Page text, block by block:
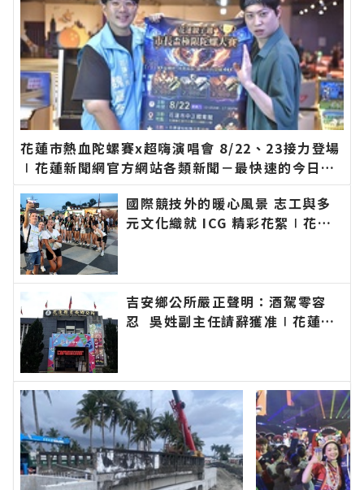
花蓮市熱血陀螺賽x超嗨演唱會 8/22、23接力登場
∣花蓮新聞網官方網站各類新聞－最快速的今日新
聞報導 最新的在地資訊！
國際競技外的暖心風景 志工與多
元文化織就 ICG 精彩花絮∣花蓮
訊！
吉安鄉公所嚴正聲明：酒駕零容
忍 吳姓副主任請辭獲准∣花蓮新